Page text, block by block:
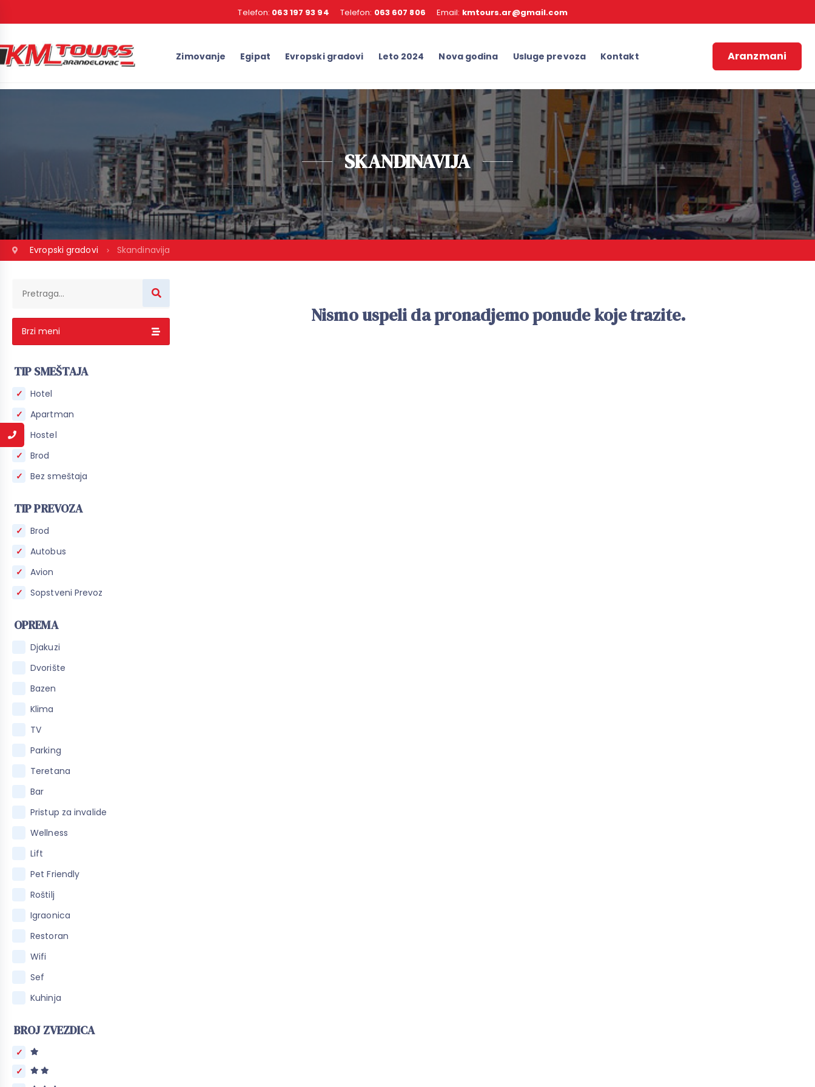
Telefon: 063 197 93 94 Telefon: 063 607 806 Email: kmtours.ar@gmail.com
Zimovanje Egipat Evropski gradovi Leto 2024 Nova godina Usluge prevoza Kontakt Aranzmani
SKANDINAVIJA
Evropski gradovi Skandinavija
Brzi meni
TIP SMEŠTAJA
Hotel
Apartman
Hostel
Brod
Bez smeštaja
TIP PREVOZA
Brod
Autobus
Avion
Sopstveni Prevoz
OPREMA
Djakuzi
Dvorište
Bazen
Klima
TV
Parking
Teretana
Bar
Pristup za invalide
Wellness
Lift
Pet Friendly
Roštilj
Igraonica
Restoran
Wifi
Sef
Kuhinja
BROJ ZVEZDICA
Nismo uspeli da pronadjemo ponude koje trazite.